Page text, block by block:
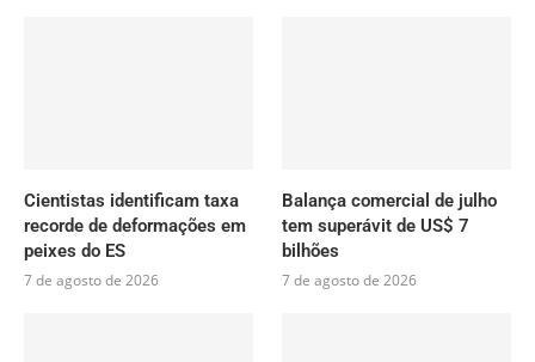
Cientistas identificam taxa
recorde de deformações em
peixes do ES
7 de agosto de 2026
Balança comercial de julho
tem superávit de US$ 7
bilhões
7 de agosto de 2026